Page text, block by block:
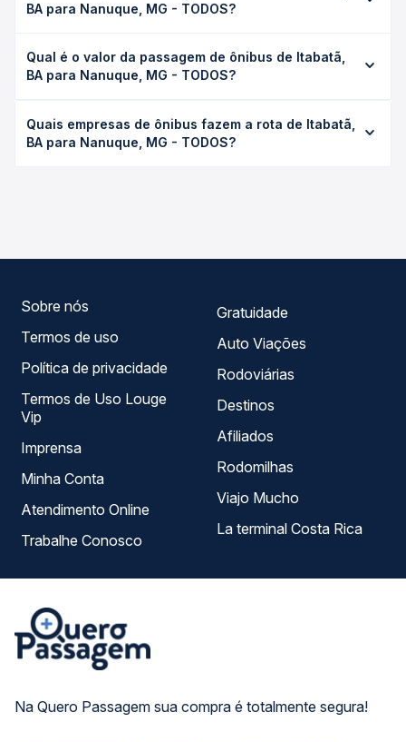
BA para Nanuque, MG - TODOS?
TODOS leva em média 1h 38min, podendo variar conforme
a viação, o tipo de serviço (convencional, executivo ou
exata de cada opção na data desejada.
Qual é o valor da passagem de ônibus de Itabatã,
BA para Nanuque, MG - TODOS?
Nanuque, MG - TODOS custa em média R$ 29,61 e varia
conforme a data da viagem, a empresa, o tipo de poltrona
Quais empresas de ônibus fazem a rota de Itabatã,
BA para Nanuque, MG - TODOS?
Na Quero Passagem sua compra é totalmente segura!
Sobre nós
Termos de uso
Política de privacidade
Termos de Uso Louge
Vip
Imprensa
Minha Conta
Atendimento Online
Trabalhe Conosco
Gratuidade
Auto Viações
Rodoviárias
Destinos
Afiliados
Rodomilhas
Viajo Mucho
La terminal Costa Rica